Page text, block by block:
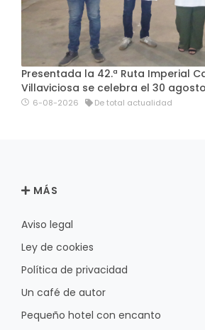
Presentada la 42.ª Ruta Imperial
Villaviciosa se celebra el 30 agosto
6-08-2026 De total actualidad
MÁS
Aviso legal
Ley de cookies
Política de privacidad
Un café de autor
Pequeño hotel con encanto